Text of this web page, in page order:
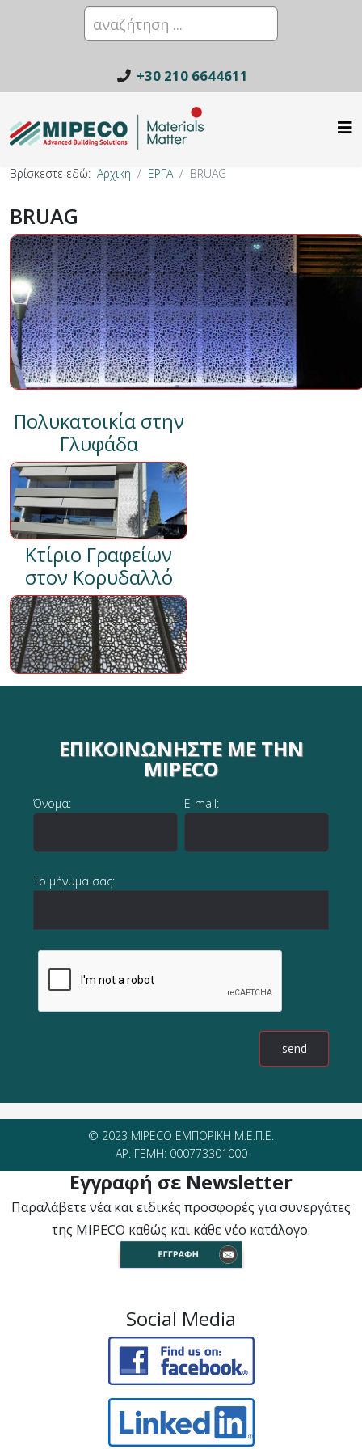
+30 210 6644611
Βρίσκεστε εδώ: Αρχική ΕΡΓΑ BRUAG
BRUAG
Πολυκατοικία στην
Γλυφάδα
Κτίριο Γραφείων
στον Κορυδαλλό
ΕΠΙΚΟΙΝΩΝΉΣΤΕ ΜΕ ΤΗΝ
MIPECO
Όνομα: E-mail:
Το μήνυμα σας:
© 2023 MIPECO ΕΜΠΟΡΙΚΗ Μ.Ε.Π.Ε.
ΑΡ. ΓΕΜΗ: 000773301000
Εγγραφή σε Newsletter
Παραλάβετε νέα και ειδικές προσφορές για συνεργάτες
της MIPECO καθώς και κάθε νέο κατάλογο.
Social Media